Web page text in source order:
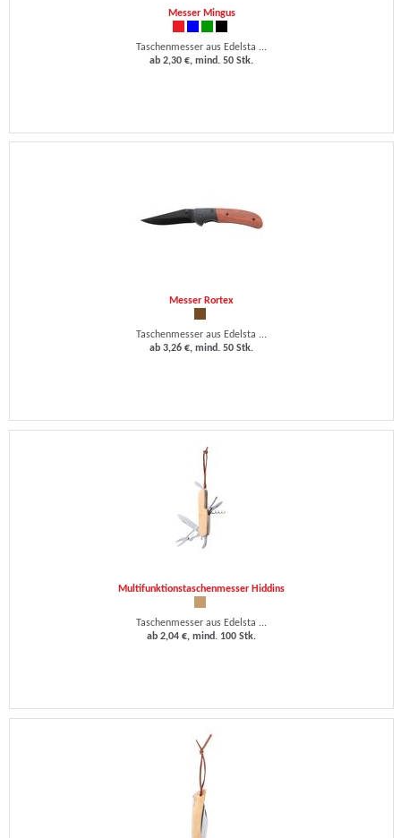
Messer Mingus
Taschenmesser aus Edelsta ...
ab 2,30 €, mind. 50 Stk.
Messer Rortex
Taschenmesser aus Edelsta ...
ab 3,26 €, mind. 50 Stk.
Multifunktionstaschenmesser Hiddins
Taschenmesser aus Edelsta ...
ab 2,04 €, mind. 100 Stk.